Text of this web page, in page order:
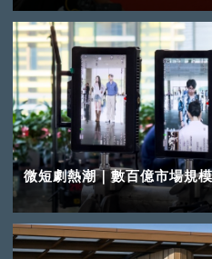
微短劇熱潮｜數百億市場規